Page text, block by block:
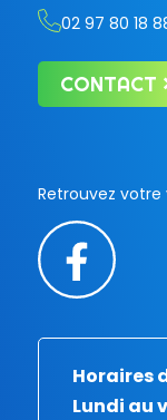
02 97 80 18
CONTACT
Retrouvez votre
Horaires
Lundi au